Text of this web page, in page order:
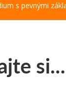
s pevnými
si...